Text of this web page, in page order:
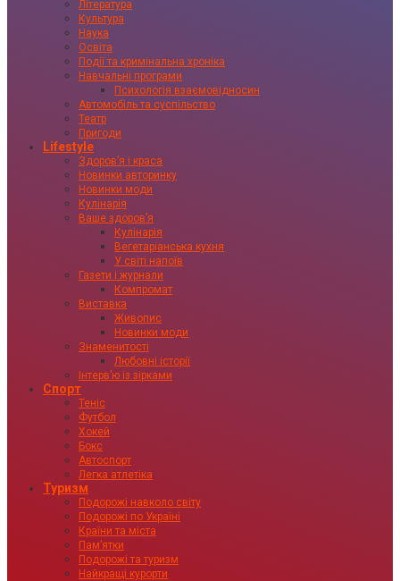
Література
Культура
Наука
Освіта
Події та кримінальна хроніка
Навчальні програми
Психологія взаємовідносин
Автомобіль та суспільство
Театр
Пригоди
Lifestyle
Здоровʼя і краса
Новинки авторинку
Новинки моди
Кулінарія
Ваше здоровʼя
Кулінарія
Вегетаріанська кухня
У світі напоїв
Газети і журнали
Компромат
Виставка
Живопис
Новинки моди
Знаменитості
Любовні історії
Інтервʼю із зірками
Спорт
Теніс
Футбол
Хокей
Бокс
Автоспорт
Легка атлетіка
Туризм
Подорожі навколо світу
Подорожі по Україні
Країни та міста
Пам’ятки
Подорожі та туризм
Найкращі курорти